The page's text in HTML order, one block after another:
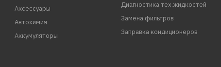
Аксессуары
Автохимия
Аккумуляторы
Диагностика тех.жидкостей
Замена фильтров
Заправка кондиционеров